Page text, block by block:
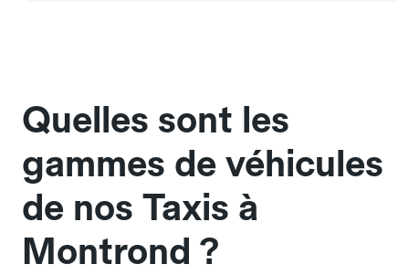
Quelles sont les
gammes de véhicules
de nos Taxis à
Montrond ?